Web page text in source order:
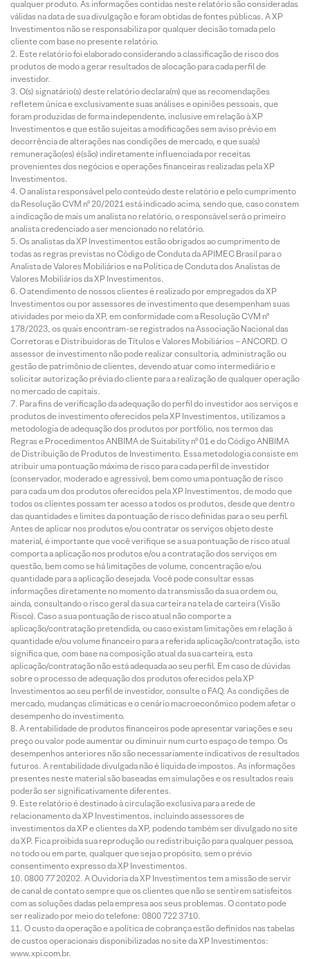
qualquer produto. As informações contidas neste relatório são consideradas
válidas na data de sua divulgação e foram obtidas de fontes públicas. A XP
Investimentos não se responsabiliza por qualquer decisão tomada pelo
cliente com base no presente relatório.
Este relatório foi elaborado considerando a classificação de risco dos
produtos de modo a gerar resultados de alocação para cada perfil de
investidor.
O(s) signatário(s) deste relatório declara(m) que as recomendações
refletem única e exclusivamente suas análises e opiniões pessoais, que
foram produzidas de forma independente, inclusive em relação à XP
Investimentos e que estão sujeitas a modificações sem aviso prévio em
decorrência de alterações nas condições de mercado, e que sua(s)
remuneração(es) é(são) indiretamente influenciada por receitas
provenientes dos negócios e operações financeiras realizadas pela XP
Investimentos.
O analista responsável pelo conteúdo deste relatório e pelo cumprimento
da Resolução CVM nº 20/2021 está indicado acima, sendo que, caso constem
a indicação de mais um analista no relatório, o responsável será o primeiro
analista credenciado a ser mencionado no relatório.
Os analistas da XP Investimentos estão obrigados ao cumprimento de
todas as regras previstas no Código de Conduta da APIMEC Brasil para o
Analista de Valores Mobiliários e na Política de Conduta dos Analistas de
Valores Mobiliários da XP Investimentos.
O atendimento de nossos clientes é realizado por empregados da XP
Investimentos ou por assessores de investimento que desempenham suas
atividades por meio da XP, em conformidade com a Resolução CVM nº
178/2023, os quais encontram-se registrados na Associação Nacional das
Corretoras e Distribuidoras de Títulos e Valores Mobiliários – ANCORD. O
assessor de investimento não pode realizar consultoria, administração ou
gestão de patrimônio de clientes, devendo atuar como intermediário e
solicitar autorização prévia do cliente para a realização de qualquer operação
no mercado de capitais.
Para fins de verificação da adequação do perfil do investidor aos serviços e
produtos de investimento oferecidos pela XP Investimentos, utilizamos a
metodologia de adequação dos produtos por portfólio, nos termos das
Regras e Procedimentos ANBIMA de Suitability nº 01 e do Código ANBIMA
de Distribuição de Produtos de Investimento. Essa metodologia consiste em
atribuir uma pontuação máxima de risco para cada perfil de investidor
(conservador, moderado e agressivo), bem como uma pontuação de risco
para cada um dos produtos oferecidos pela XP Investimentos, de modo que
todos os clientes possam ter acesso a todos os produtos, desde que dentro
das quantidades e limites da pontuação de risco definidas para o seu perfil.
Antes de aplicar nos produtos e/ou contratar os serviços objeto deste
material, é importante que você verifique se a sua pontuação de risco atual
comporta a aplicação nos produtos e/ou a contratação dos serviços em
questão, bem como se há limitações de volume, concentração e/ou
quantidade para a aplicação desejada. Você pode consultar essas
informações diretamente no momento da transmissão da sua ordem ou,
ainda, consultando o risco geral da sua carteira na tela de carteira (Visão
Risco). Caso a sua pontuação de risco atual não comporte a
aplicação/contratação pretendida, ou caso existam limitações em relação à
quantidade e/ou volume financeiro para a referida aplicação/contratação, isto
significa que, com base na composição atual da sua carteira, esta
aplicação/contratação não está adequada ao seu perfil. Em caso de dúvidas
sobre o processo de adequação dos produtos oferecidos pela XP
Investimentos ao seu perfil de investidor, consulte o FAQ. As condições de
mercado, mudanças climáticas e o cenário macroeconômico podem afetar o
desempenho do investimento.
A rentabilidade de produtos financeiros pode apresentar variações e seu
preço ou valor pode aumentar ou diminuir num curto espaço de tempo. Os
desempenhos anteriores não são necessariamente indicativos de resultados
futuros. A rentabilidade divulgada não é líquida de impostos. As informações
presentes neste material são baseadas em simulações e os resultados reais
poderão ser significativamente diferentes.
Este relatório é destinado à circulação exclusiva para a rede de
relacionamento da XP Investimentos, incluindo assessores de
investimentos da XP e clientes da XP, podendo também ser divulgado no site
da XP. Fica proibida sua reprodução ou redistribuição para qualquer pessoa,
no todo ou em parte, qualquer que seja o propósito, sem o prévio
consentimento expresso da XP Investimentos.
0800 77 20202. A Ouvidoria da XP Investimentos tem a missão de servir
de canal de contato sempre que os clientes que não se sentirem satisfeitos
com as soluções dadas pela empresa aos seus problemas. O contato pode
ser realizado por meio do telefone: 0800 722 3710.
O custo da operação e a política de cobrança estão definidos nas tabelas
de custos operacionais disponibilizadas no site da XP Investimentos:
www.xpi.com.br.